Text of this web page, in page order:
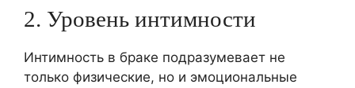
2. Уровень интимности
Интимность в браке подразумевает не
только физические, но и эмоциональные